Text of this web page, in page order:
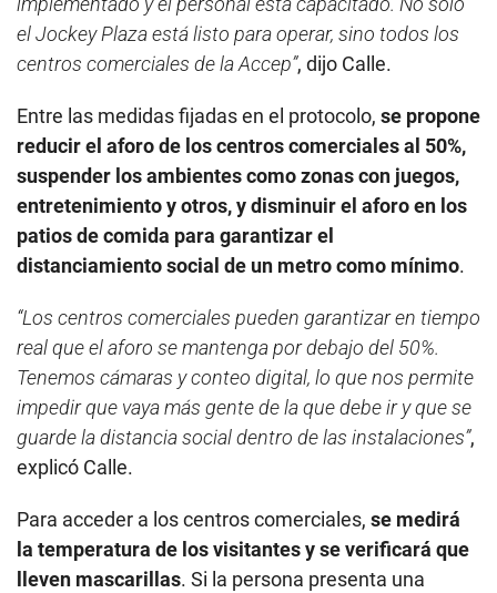
el Jockey Plaza está listo para operar, sino todos los
centros comerciales de la Accep”, dijo Calle.
Entre las medidas fijadas en el protocolo, se propone
reducir el aforo de los centros comerciales al 50%,
suspender los ambientes como zonas con juegos,
entretenimiento y otros, y disminuir el aforo en los
patios de comida para garantizar el
distanciamiento social de un metro como mínimo.
“Los centros comerciales pueden garantizar en tiempo
real que el aforo se mantenga por debajo del 50%.
Tenemos cámaras y conteo digital, lo que nos permite
impedir que vaya más gente de la que debe ir y que se
guarde la distancia social dentro de las instalaciones”,
explicó Calle.
Para acceder a los centros comerciales, se medirá
la temperatura de los visitantes y se verificará que
lleven mascarillas. Si la persona presenta una